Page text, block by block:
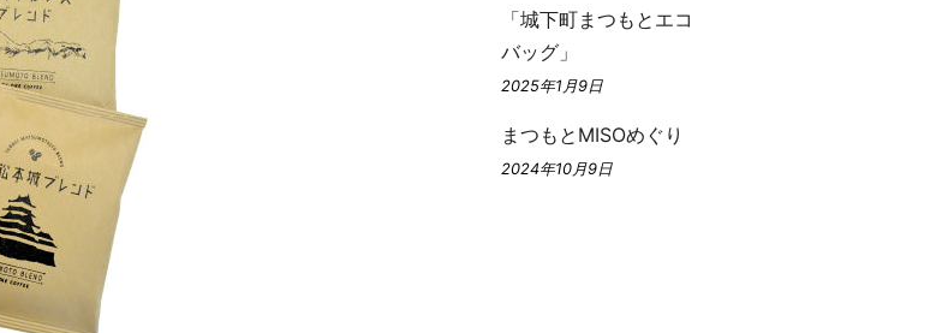
「城下町まつもとエコ
バッグ」
2025年1月9日
まつもとMISOめぐり
2024年10月9日